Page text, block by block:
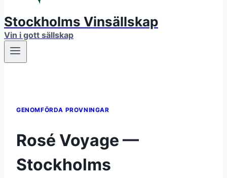
Stockholms Vinsällskap
Vin i gott sällskap
GENOMFÖRDA PROVNINGAR
Rosé Voyage —
Stockholms